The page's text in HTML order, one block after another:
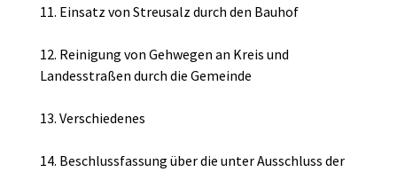
11. Einsatz von Streusalz durch den Bauhof
12. Reinigung von Gehwegen an Kreis und
Landesstraßen durch die Gemeinde
13. Verschiedenes
14. Beschlussfassung über die unter Ausschluss der